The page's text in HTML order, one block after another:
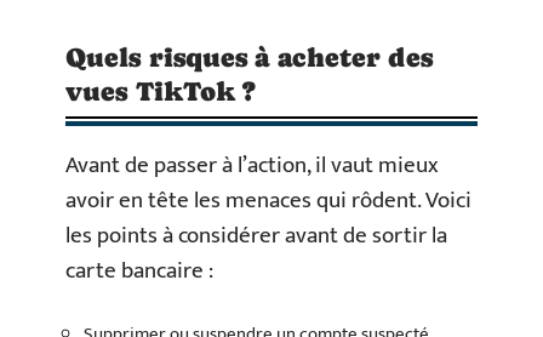
Quels risques à acheter des
vues TikTok ?
Avant de passer à l’action, il vaut mieux
avoir en tête les menaces qui rôdent. Voici
les points à considérer avant de sortir la
carte bancaire :